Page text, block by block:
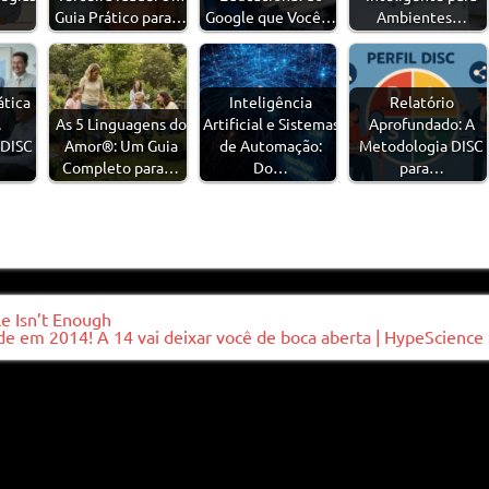
Guia Prático para…
Google que Você…
Ambientes…
As 5 Linguagens do
Amor®: Um Guia
Completo para…
Inteligência
Artificial e Sistemas
de Automação:
Do…
Relatório
Aprofundado: A
Metodologia DISC
para…
Isn’t Enough
2014! A 14 vai deixar você de boca aberta | HypeScience